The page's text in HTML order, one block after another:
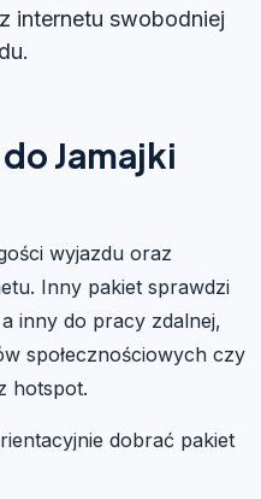
internetu swobodniej
Jamajki
wyjazdu oraz
Inny pakiet sprawdzi
inny do pracy zdalnej,
społecznościowych czy
hotspot.
dobrać pakiet